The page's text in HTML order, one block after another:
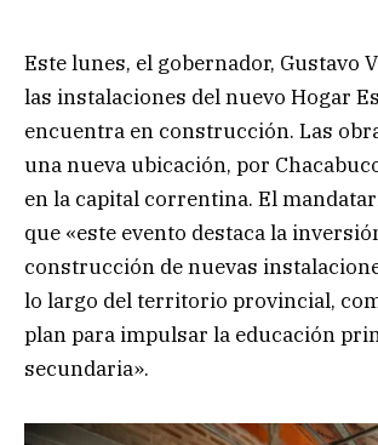
Este lunes, el gobernador, Gustavo
las instalaciones del nuevo Hogar
encuentra en construcción. Las
una nueva ubicación, por
en la capital correntina. El
que «este evento destaca la
construcción de nuevas
lo largo del territorio provincial,
plan para impulsar la educación
secundaria».